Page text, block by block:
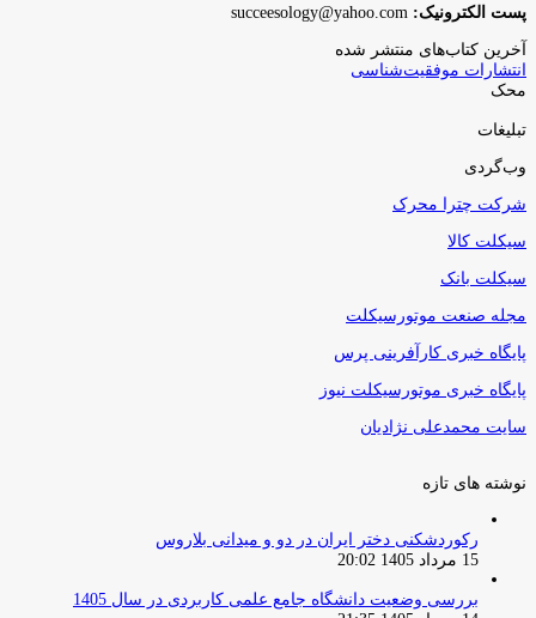
پست الکترونیک:
آخرین کتاب‌های منتشر شده
انتشارات موفقیت‌شناسی
محک
تبلیغات
وب‌گردی
شرکت چترا محرک
سیکلت کالا
سیکلت بانک
مجله صنعت موتورسیکلت
پایگاه خبری کارآفرینی پرس
پایگاه خبری موتورسیکلت نیوز
سایت محمدعلی نژادیان
نوشته های تازه
رکوردشکنی دختر ایران در دو و میدانی بلاروس
15 مرداد 1405 20:02
بررسی وضعیت دانشگاه جامع علمی کاربردی در سال 1405